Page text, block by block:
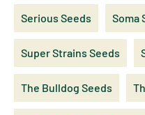
Serious Seeds Soma
Super Strains Seeds
The Bulldog Seeds